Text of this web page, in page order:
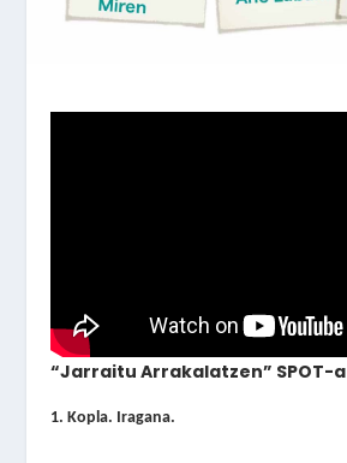
“Jarraitu Arrakalatzen” SPOT-a
1. Kopla. Iragana.